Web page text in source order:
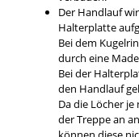
Der Handlauf
Halterplatte
Bei dem
durch eine
Bei der
den Handlauf
Da die Löcher
der Treppe an